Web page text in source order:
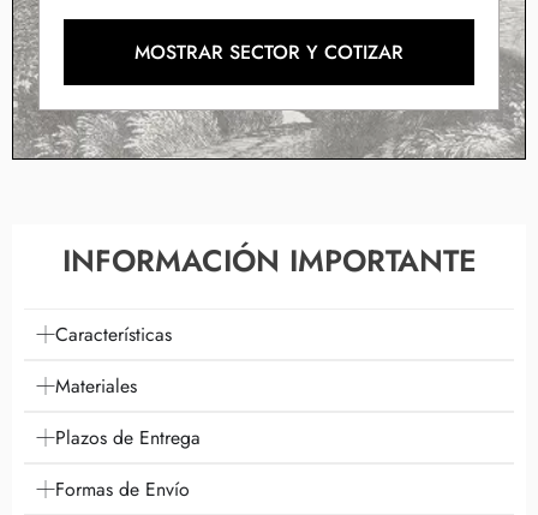
MOSTRAR SECTOR Y COTIZAR
INFORMACIÓN IMPORTANTE
Características
Materiales
Plazos de Entrega
Formas de Envío